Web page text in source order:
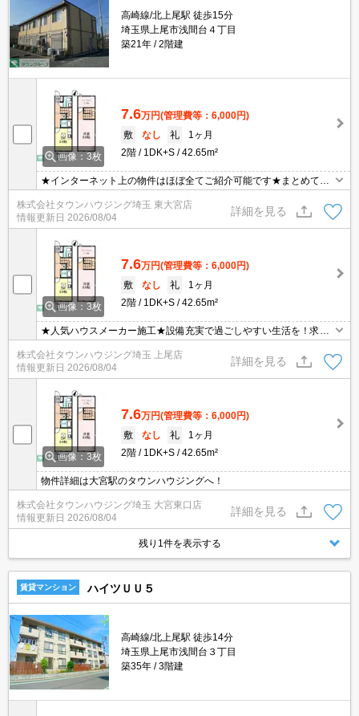
高崎線/北上尾駅 徒歩15分
埼玉県上尾市浅間台４丁目
築21年
2階建
画像：3枚
7.6万円(管理費等：6,000円)
敷
なし 礼
1ヶ月
2階
1DK+S 42.65m²
★インターネット上の物件はほぼ全てご紹介可能です★まとめてご
紹介致します★お部屋探しは情報量地域No１の★タウンハウジング
東大宮店まで★
株式会社タウンハウジング埼玉 東大宮店
情報更新日 2026/08/04
詳細を見る
画像：3枚
7.6万円(管理費等：6,000円)
敷
なし 礼
1ヶ月
2階
1DK+S 42.65m²
★人気ハウスメーカー施工★設備充実で過ごしやすい生活を！求め
られているものが詰まっている物件です！
株式会社タウンハウジング埼玉 上尾店
情報更新日 2026/08/04
詳細を見る
画像：3枚
7.6万円(管理費等：6,000円)
敷
なし 礼
1ヶ月
2階
1DK+S 42.65m²
物件詳細は大宮駅のタウンハウジングへ！
株式会社タウンハウジング埼玉 大宮東口店
情報更新日 2026/08/04
詳細を見る
残り1件を表示する
賃貸マンション ハイツＵＵ５
高崎線/北上尾駅 徒歩14分
埼玉県上尾市浅間台３丁目
築35年
3階建